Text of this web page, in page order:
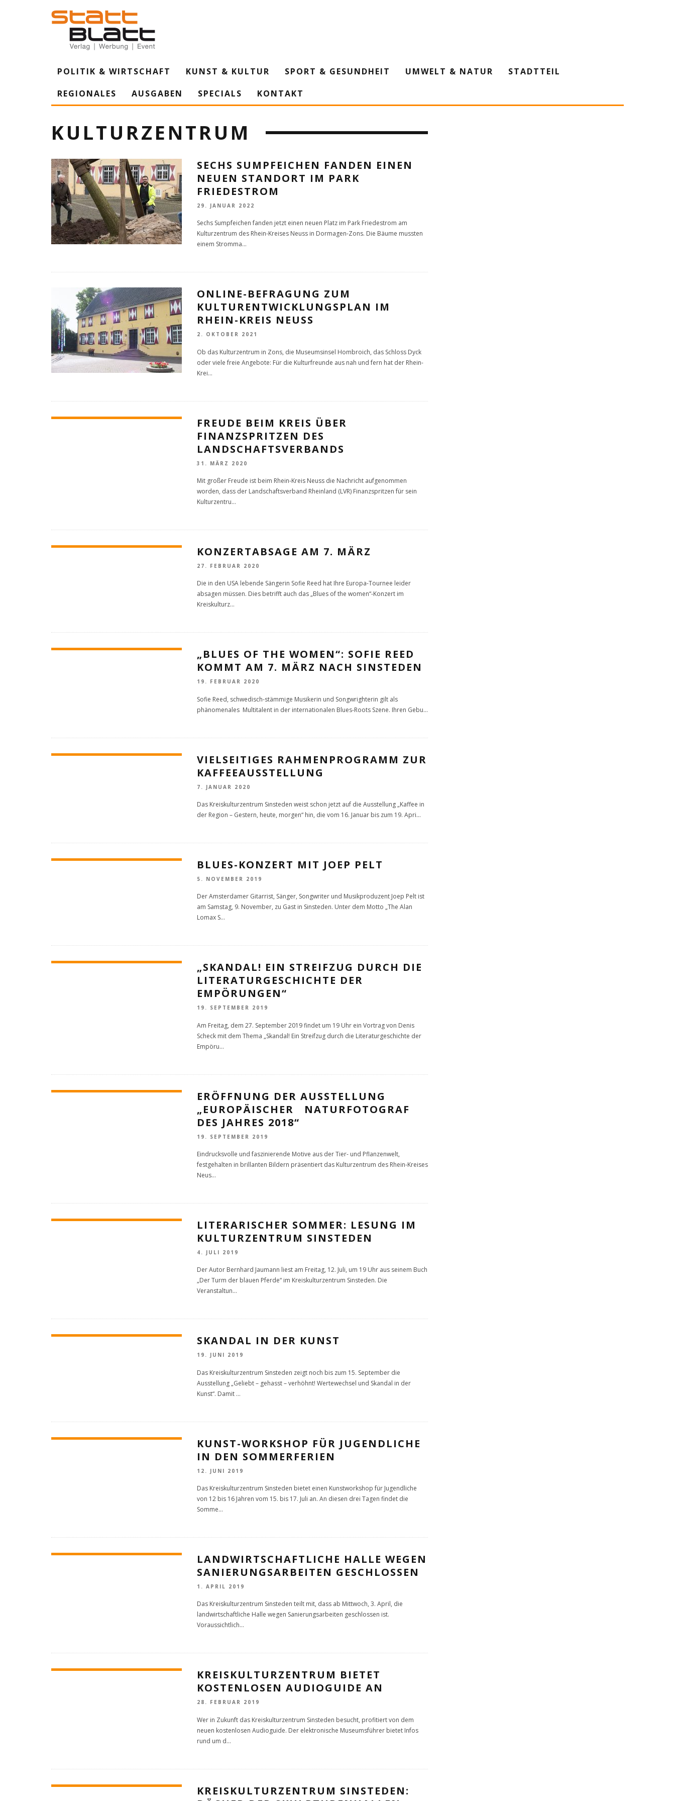
POLITIK & WIRTSCHAFT KUNST & KULTUR SPORT & GESUNDHEIT UMWELT & NATUR
STADTTEIL
REGIONALES
AUSGABEN SPECIALS KONTAKT
KULTURZENTRUM
SECHS SUMPFEICHEN FANDEN EINEN
NEUEN STANDORT IM PARK
FRIEDESTROM
29. JANUAR 2022
Sechs Sumpfeichen fanden jetzt einen neuen Platz im Park Friedestrom am
Kulturzentrum des Rhein-Kreises Neuss in Dormagen-Zons. Die Bäume mussten
einem Stromma...
ONLINE-BEFRAGUNG ZUM
KULTURENTWICKLUNGSPLAN IM
RHEIN-KREIS NEUSS
2. OKTOBER 2021
Ob das Kulturzentrum in Zons, die Museumsinsel Hombroich, das Schloss Dyck
oder viele freie Angebote: Für die Kulturfreunde aus nah und fern hat der Rhein-
Krei...
FREUDE BEIM KREIS ÜBER
FINANZSPRITZEN DES
LANDSCHAFTSVERBANDS
31. MÄRZ 2020
Mit großer Freude ist beim Rhein-Kreis Neuss die Nachricht aufgenommen
worden, dass der Landschaftsverband Rheinland (LVR) Finanzspritzen für sein
Kulturzentru...
KONZERTABSAGE AM 7. MÄRZ
27. FEBRUAR 2020
Die in den USA lebende Sängerin Sofie Reed hat Ihre Europa-Tournee leider
absagen müssen. Dies betrifft auch das „Blues of the women“-Konzert im
Kreiskulturz...
„BLUES OF THE WOMEN“: SOFIE REED
KOMMT AM 7. MÄRZ NACH SINSTEDEN
19. FEBRUAR 2020
Sofie Reed, schwedisch-stämmige Musikerin und Songwrighterin gilt als
phänomenales Multitalent in der internationalen Blues-Roots Szene. Ihren Gebu...
VIELSEITIGES RAHMENPROGRAMM ZUR
KAFFEEAUSSTELLUNG
7. JANUAR 2020
Das Kreiskulturzentrum Sinsteden weist schon jetzt auf die Ausstellung „Kaffee in
der Region – Gestern, heute, morgen“ hin, die vom 16. Januar bis zum 19. Apri...
BLUES-KONZERT MIT JOEP PELT
5. NOVEMBER 2019
Der Amsterdamer Gitarrist, Sänger, Songwriter und Musikproduzent Joep Pelt ist
am Samstag, 9. November, zu Gast in Sinsteden. Unter dem Motto „The Alan
Lomax S...
„SKANDAL! EIN STREIFZUG DURCH DIE
LITERATURGESCHICHTE DER
EMPÖRUNGEN“
19. SEPTEMBER 2019
Am Freitag, dem 27. September 2019 findet um 19 Uhr ein Vortrag von Denis
Scheck mit dem Thema „Skandal! Ein Streifzug durch die Literaturgeschichte der
Empöru...
ERÖFFNUNG DER AUSSTELLUNG
„EUROPÄISCHER NATURFOTOGRAF
DES JAHRES 2018“
19. SEPTEMBER 2019
Eindrucksvolle und faszinierende Motive aus der Tier- und Pflanzenwelt,
festgehalten in brillanten Bildern präsentiert das Kulturzentrum des Rhein-Kreises
Neus...
LITERARISCHER SOMMER: LESUNG IM
KULTURZENTRUM SINSTEDEN
4. JULI 2019
Der Autor Bernhard Jaumann liest am Freitag, 12. Juli, um 19 Uhr aus seinem Buch
„Der Turm der blauen Pferde“ im Kreiskulturzentrum Sinsteden. Die
Veranstaltun...
SKANDAL IN DER KUNST
19. JUNI 2019
Das Kreiskulturzentrum Sinsteden zeigt noch bis zum 15. September die
Ausstellung „Geliebt – gehasst – verhöhnt! Wertewechsel und Skandal in der
Kunst“. Damit ...
KUNST-WORKSHOP FÜR JUGENDLICHE
IN DEN SOMMERFERIEN
12. JUNI 2019
Das Kreiskulturzentrum Sinsteden bietet einen Kunstworkshop für Jugendliche
von 12 bis 16 Jahren vom 15. bis 17. Juli an. An diesen drei Tagen findet die
Somme...
LANDWIRTSCHAFTLICHE HALLE WEGEN
SANIERUNGSARBEITEN GESCHLOSSEN
1. APRIL 2019
Das Kreiskulturzentrum Sinsteden teilt mit, dass ab Mittwoch, 3. April, die
landwirtschaftliche Halle wegen Sanierungsarbeiten geschlossen ist.
Voraussichtlich...
KREISKULTURZENTRUM BIETET
KOSTENLOSEN AUDIOGUIDE AN
28. FEBRUAR 2019
Wer in Zukunft das Kreiskulturzentrum Sinsteden besucht, profitiert von dem
neuen kostenlosen Audioguide. Der elektronische Museumsführer bietet Infos
rund um d...
KREISKULTURZENTRUM SINSTEDEN: